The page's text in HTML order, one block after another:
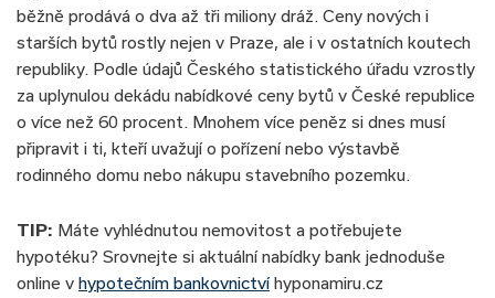
běžně prodává o dva až tři miliony dráž. Ceny nových i
starších bytů rostly nejen v Praze, ale i v ostatních koutech
republiky. Podle údajů Českého statistického úřadu vzrostly
za uplynulou dekádu nabídkové ceny bytů v České republice
o více než 60 procent. Mnohem více peněz si dnes musí
připravit i ti, kteří uvažují o pořízení nebo výstavbě
rodinného domu nebo nákupu stavebního pozemku.
TIP: Máte vyhlédnutou nemovitost a potřebujete
hypotéku? Srovnejte si aktuální nabídky bank jednoduše
online v hypotečním bankovnictvíhyponamiru.cz